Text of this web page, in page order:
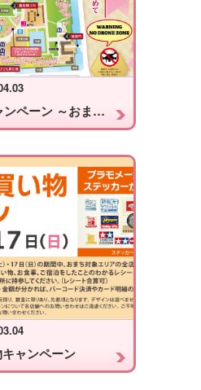
【実施済】クリーンキャンペーン ～おまちをキレイにし隊～ 2026
ャンペーン